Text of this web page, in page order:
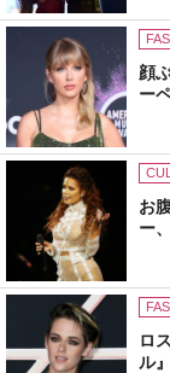
顔
ー
お
ー
ロ
ル